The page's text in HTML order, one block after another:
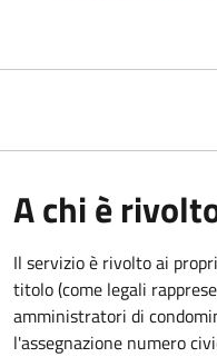
A chi è
Il servizio è rivolto ai
titolo (come legali
amministratori di
l'assegnazione numero